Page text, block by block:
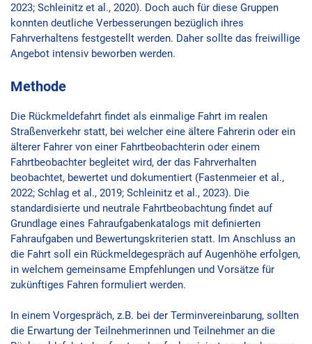
2023; Schleinitz et al., 2020). Doch auch für diese Gruppen
konnten deutliche Verbesserungen bezüglich ihres
Fahrverhaltens festgestellt werden. Daher sollte das freiwillige
Angebot intensiv beworben werden.
Methode
Die Rückmeldefahrt findet als einmalige Fahrt im realen
Straßenverkehr statt, bei welcher eine ältere Fahrerin oder ein
älterer Fahrer von einer Fahrtbeobachterin oder einem
Fahrtbeobachter begleitet wird, der das Fahrverhalten
beobachtet, bewertet und dokumentiert (Fastenmeier et al.,
2022; Schlag et al., 2019; Schleinitz et al., 2023). Die
standardisierte und neutrale Fahrtbeobachtung findet auf
Grundlage eines Fahraufgabenkatalogs mit definierten
Fahraufgaben und Bewertungskriterien statt. Im Anschluss an
die Fahrt soll ein Rückmeldegespräch auf Augenhöhe erfolgen,
in welchem gemeinsame Empfehlungen und Vorsätze für
zukünftiges Fahren formuliert werden.
In einem Vorgespräch, z.B. bei der Terminvereinbarung, sollten
die Erwartung der Teilnehmerinnen und Teilnehmer an die